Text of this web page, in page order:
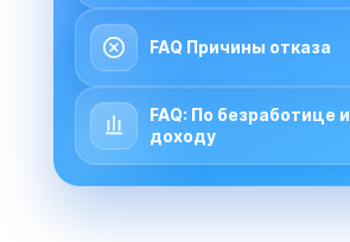
FAQ Причины отказа
FAQ: По безработице и
доходу